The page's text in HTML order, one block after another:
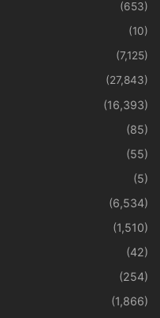
(653)
(10)
(7,125)
(27,843)
(16,393)
(85)
(55)
(5)
(6,534)
(1,510)
(42)
(254)
(1,866)